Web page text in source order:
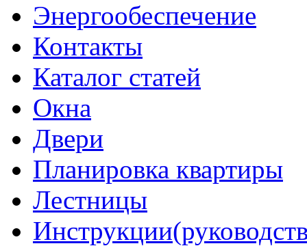
Энергообеспечение
Контакты
Каталог статей
Окна
Двери
Планировка квартиры
Лестницы